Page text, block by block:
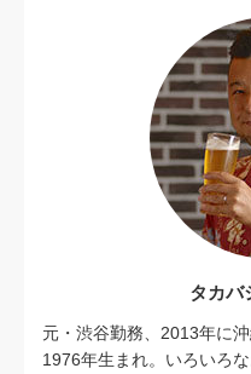
タカバ
元・渋谷勤務、2013年に
1976年生まれ。いろいろ